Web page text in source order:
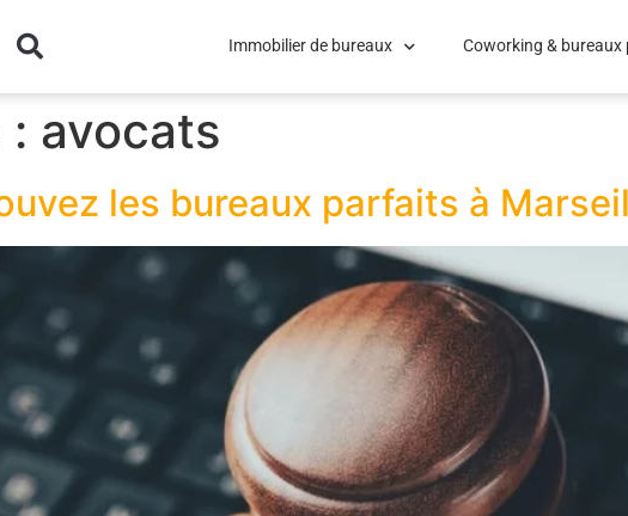
Immobilier de bureaux Coworking & bureaux
avocats
les bureaux parfaits à